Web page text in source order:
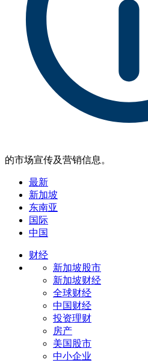
的市场宣传及营销信息。
最新
新加坡
东南亚
国际
中国
财经
新加坡股市
新加坡财经
全球财经
中国财经
投资理财
房产
美国股市
中小企业